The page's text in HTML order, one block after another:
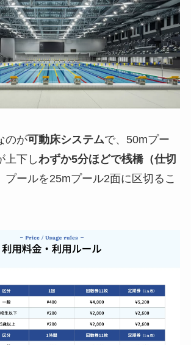
のが可動床システムで、50mプー
上下しわずか5分ほどで桟橋（仕切
プールを25mプール2面に区切るこ